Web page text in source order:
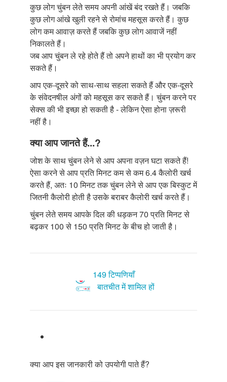
कुछ लोग चुंबन लेते समय अपनी आंखें बंद रखते हैं। जबकि
कुछ लोग आंखे खुली रहने से रोमांच महसूस करते हैं। कुछ
लोग कम आवाज़ करते हैं जबकि कुछ लोग आवाजें नहीं
निकालते हैं।
जब आप चुंबन ले रहे होते हैं तो अपने हाथों का भी प्रयोग कर
सकते हैं।
आप एक-दूसरे को साथ-साथ सहला सकते हैं और एक-दूसरे
के संवेदनषील अंगों को महसूस कर सकते हैं। चुंबन करने पर
सेक्स की भी इच्छा हो सकती है - लेकिन ऐसा होना ज़रूरी
नहीं है।
क्या आप जानते हैं...?
जोश के साथ चुंबन लेने से आप अपना वज़न घटा सकते हैं!
ऐसा करने से आप प्रति मिनट कम से कम 6.4 कैलोरी खर्च
करते हैं, अतः 10 मिनट तक चुंबन लेने से आप एक बिस्कुट में
जितनी कैलोरी होती है उसके बराबर कैलोरी खर्च करते हैं।
चुंबन लेते समय आपके दिल की धड़कन 70 प्रति मिनट से
बढ़कर 100 से 150 प्रति मिनट के बीच हो जाती है।
149 टिप्पणियाँ
बातचीत में शामिल हों
क्या आप इस जानकारी को उपयोगी पाते हैं?